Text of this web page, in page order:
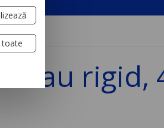
sau rigid,
toate